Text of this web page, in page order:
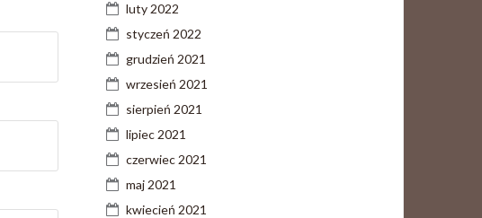
luty 2022
styczeń 2022
grudzień 2021
wrzesień 2021
sierpień 2021
lipiec 2021
czerwiec 2021
maj 2021
kwiecień 2021